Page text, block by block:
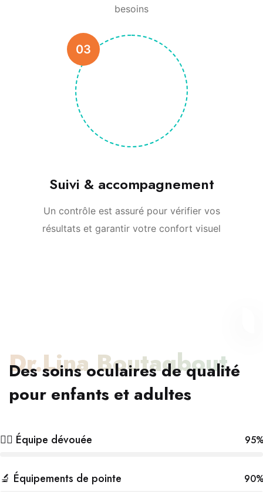
besoins
03
Suivi & accompagnement
Un contrôle est assuré pour vérifier vos
résultats et garantir votre confort visuel
Dr.Lina Boutaqbout
Des soins oculaires de qualité
pour enfants et adultes
👩‍⚕️ Équipe dévouée
🔬 Équipements de pointe